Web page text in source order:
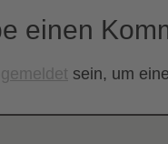
einen
sein, um